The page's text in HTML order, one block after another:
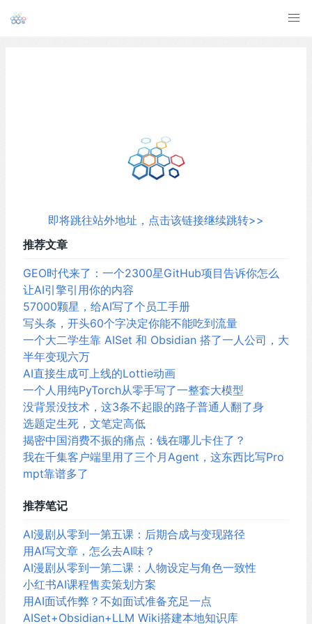
即将跳往站外地址，点击该链接继续跳转>>
推荐文章
GEO时代来了：一个2300星GitHub项目告诉你怎么
让AI引擎引用你的内容
57000颗星，给AI写了个员工手册
写头条，开头60个字决定你能不能吃到流量
一个大二学生靠 AISet 和 Obsidian 搭了一人公司，大
半年变现六万
AI直接生成可上线的Lottie动画
一个人用纯PyTorch从零手写了一整套大模型
没背景没技术，这3条不起眼的路子普通人翻了身
选题定生死，文笔定高低
揭密中国消费不振的痛点：钱在哪儿卡住了？
我在千集客户端里用了三个月Agent，这东西比写Pro
mpt靠谱多了
推荐笔记
AI漫剧从零到一第五课：后期合成与变现路径
用AI写文章，怎么去AI味？
AI漫剧从零到一第二课：人物设定与角色一致性
小红书AI课程售卖策划方案
用AI面试作弊？不如面试准备充足一点
AISet+Obsidian+LLM Wiki搭建本地知识库